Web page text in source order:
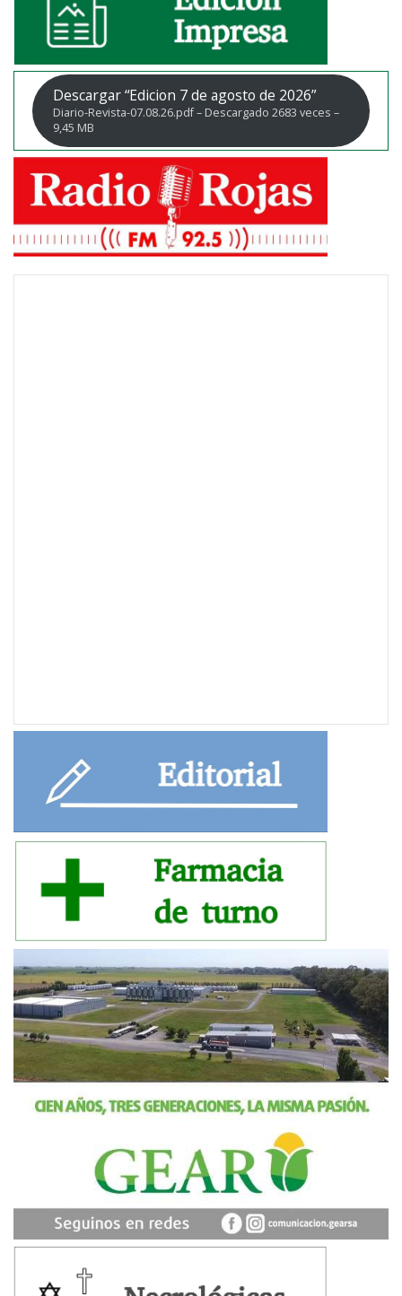
Descargar “Edicion 7 de agosto de 2026”
Diario-Revista-07.08.26.pdf – Descargado 2683 veces –
9,45 MB